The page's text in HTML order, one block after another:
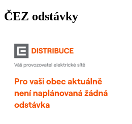
ČEZ odstávky